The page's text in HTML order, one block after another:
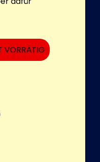
VORRÄTIG